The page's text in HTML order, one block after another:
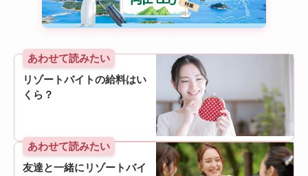
あわせて読みたい
リゾートバイトの給料はい
くら？
あわせて読みたい
友達と一緒にリゾートバイ